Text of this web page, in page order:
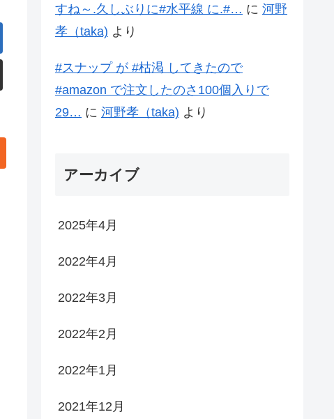
すね～.久しぶりに#水平線 に.#… に 河野
孝（taka) より
#スナップ が #枯渇 してきたので
#amazon で注文したのさ100個入りで
29… に 河野孝（taka) より
アーカイブ
2025年4月
2022年4月
2022年3月
2022年2月
2022年1月
2021年12月